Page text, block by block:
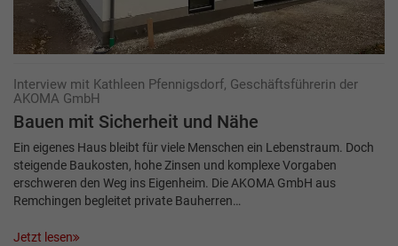
Interview mit Kathleen Pfennigsdorf, Geschäftsführerin der
AKOMA GmbH
Bauen mit Sicherheit und Nähe
Ein eigenes Haus bleibt für viele Menschen ein Lebenstraum. Doch
steigende Baukosten, hohe Zinsen und komplexe Vorgaben
erschweren den Weg ins Eigenheim. Die AKOMA GmbH aus
Remchingen begleitet private Bauherren…
Jetzt lesen